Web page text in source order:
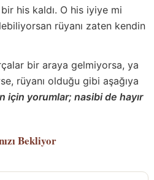
his kaldı. O his iyiye mi
rüyanı zaten kendin
bir araya gelmiyorsa, ya
rüyanı olduğu gibi aşağıya
için yorumlar; nasibi de hayır
Bekliyor